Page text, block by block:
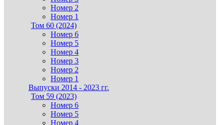
Номер 2
Номер 1
Том 60 (2024)
Номер 6
Номер 5
Номер 4
Номер 3
Номер 2
Номер 1
Выпуски 2014 - 2023 гг.
Том 59 (2023)
Номер 6
Номер 5
Номер 4